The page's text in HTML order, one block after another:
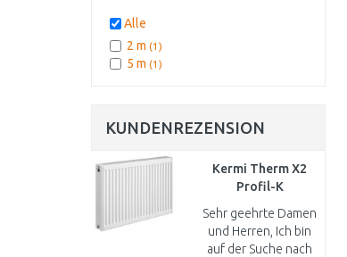
Alle
2 m (1)
5 m (1)
KUNDENREZENSION
Kermi Therm X2
Profil-K
Kompaktheizkörperr
22 400 / 600
FK0220406
Sehr geehrte Damen
und Herren, Ich bin
auf der Suche nach